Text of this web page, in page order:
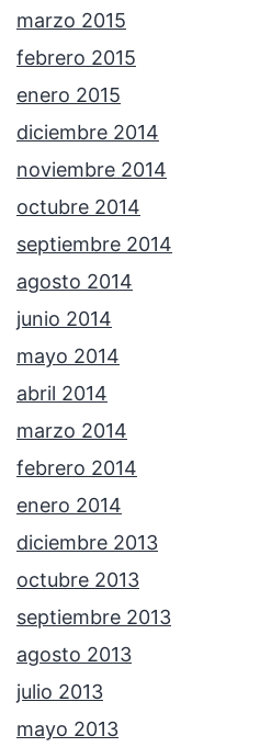
marzo 2015
febrero 2015
enero 2015
diciembre 2014
noviembre 2014
octubre 2014
septiembre 2014
agosto 2014
junio 2014
mayo 2014
abril 2014
marzo 2014
febrero 2014
enero 2014
diciembre 2013
octubre 2013
septiembre 2013
agosto 2013
julio 2013
mayo 2013